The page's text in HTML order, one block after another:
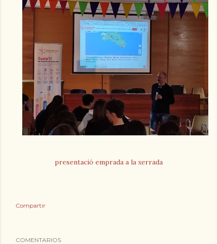
presentació emprada a la xerrada
Compartir
COMENTARIOS